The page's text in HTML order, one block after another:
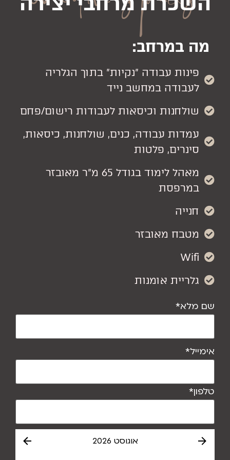
במרחב:
פינות עבודה "נקיות" בתוך הגלריה
לעבודה במחשב נייד
שולחנות וכיסאות לעבודות רישום/פחם
עמדות עבודה, כנים, שולחנות, כיסאות,
סינרים, פלטות
מאהל לימוד בגודל 65 מ"ר מאובזר
במרפסת
חנייה
מטבח מאובזר
Wifi
גלריית אומנות
מלא*